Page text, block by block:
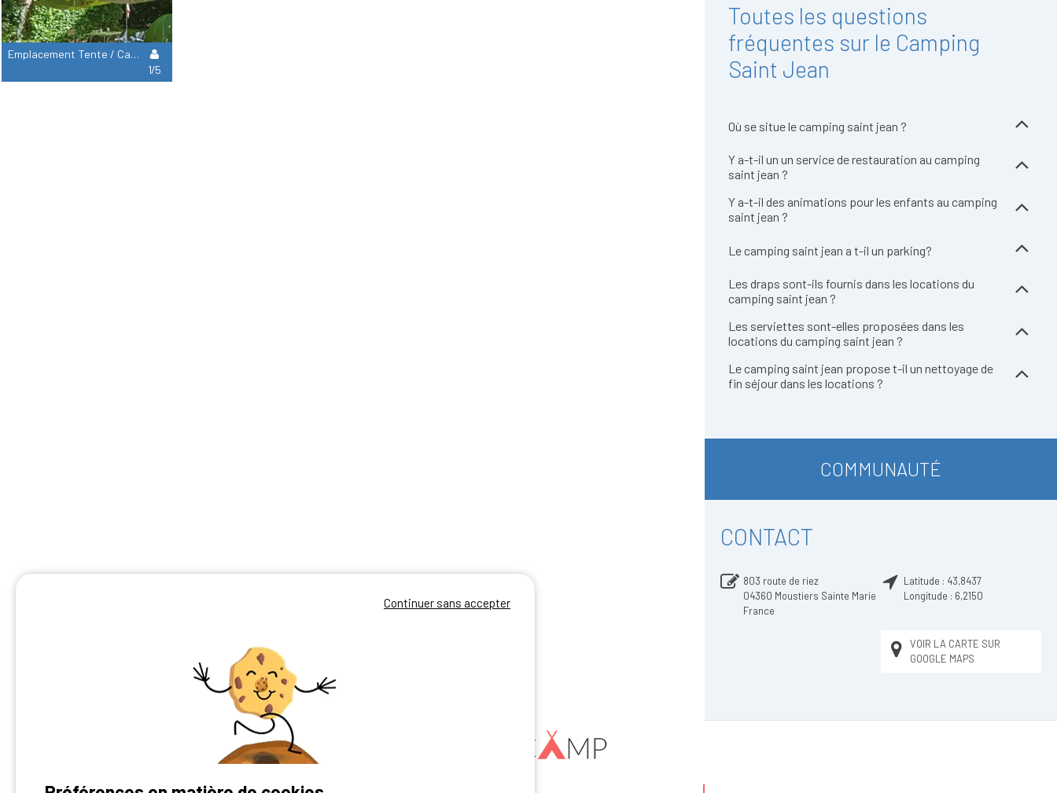
Emplacement Tente / Caravane / Camping Car
1/5
Toutes les questions
fréquentes sur le Camping
Saint Jean
Où se situe le camping saint jean ?
Y a-t-il un un service de restauration au camping
saint jean ?
Y a-t-il des animations pour les enfants au camping
saint jean ?
Le camping saint jean a t-il un parking?
Les draps sont-ils fournis dans les locations du
camping saint jean ?
Les serviettes sont-elles proposées dans les
locations du camping saint jean ?
Le camping saint jean propose t-il un nettoyage de
fin séjour dans les locations ?
COMMUNAUTÉ
CONTACT
803 route de riez
04360 Moustiers Sainte Marie
France
Latitude : 43,8437
Longitude : 6,2150
VOIR LA CARTE SUR
GOOGLE MAPS
Continuer sans accepter